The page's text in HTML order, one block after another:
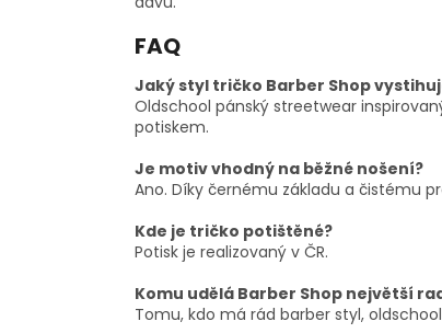
FAQ
Jaký styl tričko Barber Shop
Oldschool pánský streetwear
potiskem.
Je motiv vhodný na běžné nošení?
Ano. Díky černému základu a čistému
Kde je tričko potištěné?
Potisk je realizovaný v ČR.
Komu udělá Barber Shop největší
Tomu, kdo má rád barber styl,